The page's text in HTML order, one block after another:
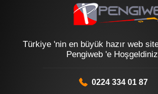
Türkiye 'nin en büyük hazır web site
Pengiweb 'e
0224 334 01 87